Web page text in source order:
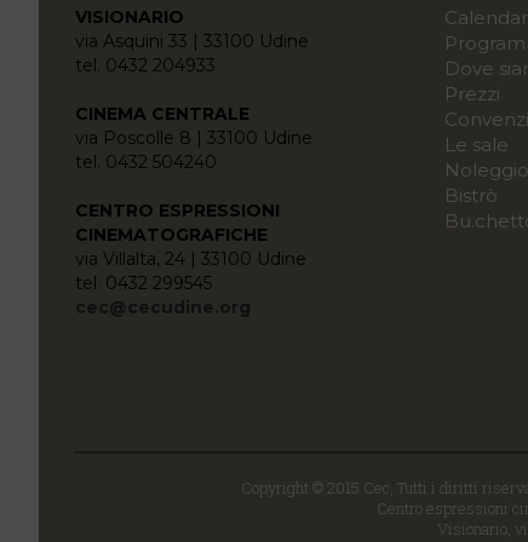
VISIONARIO
via Asquini 33 | 33100 Udine
tel. 0432 204933
CINEMA CENTRALE
via Poscolle 8 | 33100 Udine
tel. 0432 504240
CENTRO ESPRESSIONI
CINEMATOGRAFICHE
via Villalta, 24 | 33100 Udine
tel. 0432 299545
cec@cecudine.org
Dove
Prezzi
Le sale
Bistrò
Copyright © 2015 Cec, Tutti i diritti
Centro espressioni
Visionario,